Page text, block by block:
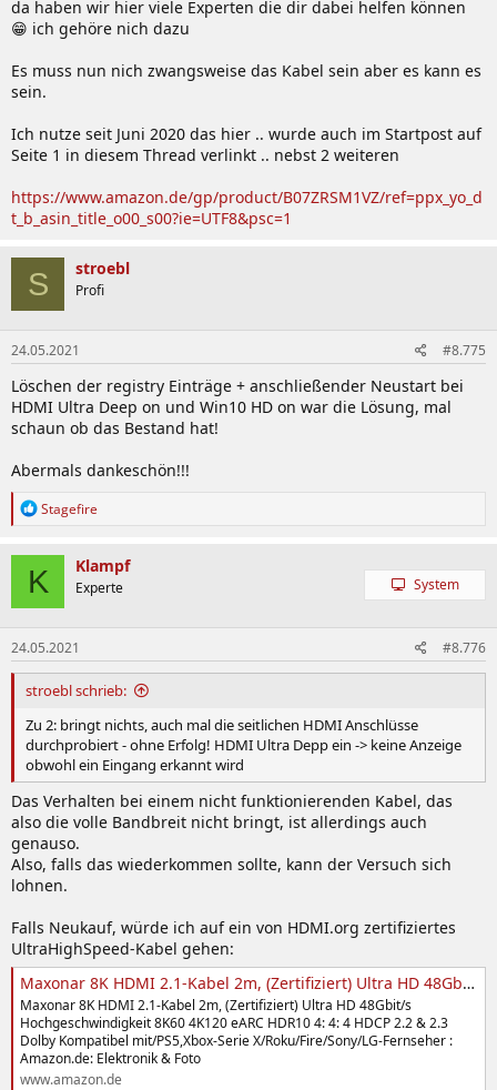
da haben wir hier viele Experten die dir dabei helfen können
😁 ich gehöre nich dazu
Es muss nun nich zwangsweise das Kabel sein aber es kann es
sein.
Ich nutze seit Juni 2020 das hier .. wurde auch im Startpost auf
Seite 1 in diesem Thread verlinkt .. nebst 2 weiteren
https://www.amazon.de/gp/product/B07ZRSM1VZ/ref=ppx_yo_d
t_b_asin_title_o00_s00?ie=UTF8&psc=1
S stroebl
Profi
24.05.2021 #8.775
Löschen der registry Einträge + anschließender Neustart bei
HDMI Ultra Deep on und Win10 HD on war die Lösung, mal
schaun ob das Bestand hat!
Abermals dankeschön!!!
R
k
t
i
o
n
e
n
:
Stagefire
K Klampf
Experte System
24.05.2021 #8.776
stroebl schrieb:
Zu 2: bringt nichts, auch mal die seitlichen HDMI Anschlüsse
durchprobiert - ohne Erfolg! HDMI Ultra Depp ein -> keine Anzeige
obwohl ein Eingang erkannt wird
Das Verhalten bei einem nicht funktionierenden Kabel, das
also die volle Bandbreit nicht bringt, ist allerdings auch
genauso.
Also, falls das wiederkommen sollte, kann der Versuch sich
lohnen.
Falls Neukauf, würde ich auf ein von HDMI.org zertifiziertes
UltraHighSpeed-Kabel gehen:
Maxonar 8K HDMI 2.1-Kabel 2m, (Zertifiziert) Ultra HD 48Gbit/s Hochgeschwindigkeit 8K60 4K120 eARC HDR10 4: 4: 4 HDCP 2.2 & 2.3 Dolby Kompatibel mit/PS5,Xbox-Serie X/Roku/Fire/Sony/LG-Fernseher : Amazon.de: Elektronik & Foto
Maxonar 8K HDMI 2.1-Kabel 2m, (Zertifiziert) Ultra HD 48Gbit/s
Hochgeschwindigkeit 8K60 4K120 eARC HDR10 4: 4: 4 HDCP 2.2 & 2.3
Dolby Kompatibel mit/PS5,Xbox-Serie X/Roku/Fire/Sony/LG-Fernseher :
Amazon.de: Elektronik & Foto
www.amazon.de